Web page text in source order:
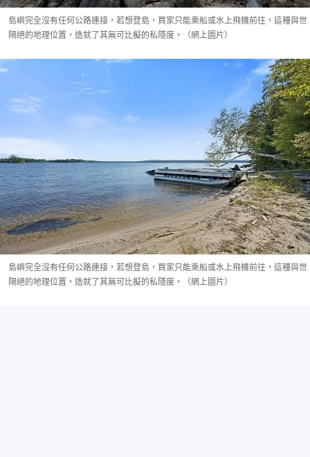
島嶼完全沒有任何公路連接，若想登島，買家只能乘船或水上飛機前往，這種與世
隔絕的地理位置，造就了其無可比擬的私隱度。（網上圖片）
島嶼完全沒有任何公路連接，若想登島，買家只能乘船或水上飛機前往，這種與世
隔絕的地理位置，造就了其無可比擬的私隱度。（網上圖片）